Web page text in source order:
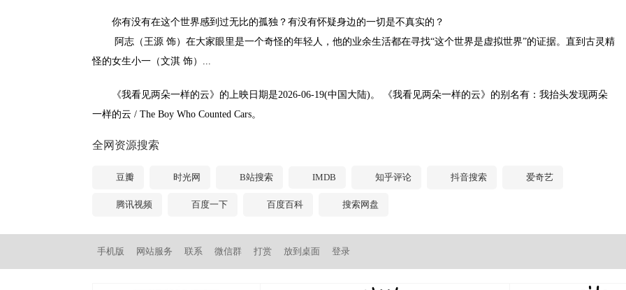
你有没有在这个世界感到过无比的孤独？有没有怀疑身边的一切是不真实的？
阿志（王源 饰）在大家眼里是一个奇怪的年轻人，他的业余生活都在寻找“这个世界是虚拟世界”的证据。直到古灵精
怪的女生小一（文淇 饰）...
《我看见两朵一样的云》的上映日期是2026-06-19(中国大陆)。 《我看见两朵一样的云》的别名有：我抬头发现两朵
一样的云 / The Boy Who Counted Cars。
全网资源搜索
豆瓣 时光网 B站搜索 IMDB 知乎评论 抖音搜索 爱奇艺
腾讯视频 百度一下 百度百科 搜索网盘
手机版 网站服务 联系 微信群 打赏 放到桌面 登录